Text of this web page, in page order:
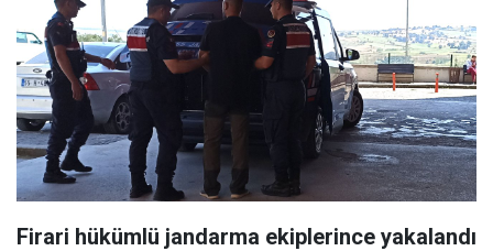
Firari hükümlü jandarma ekiplerince yakalandı